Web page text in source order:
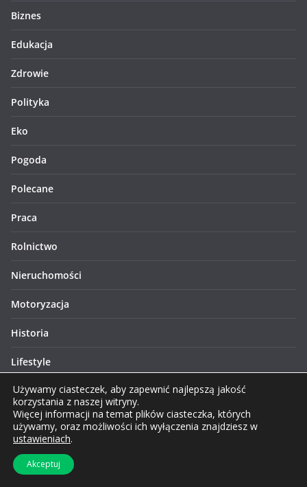
Biznes
Edukacja
Zdrowie
Polityka
Eko
Pogoda
Polecane
Praca
Rolnictwo
Nieruchomości
Motoryzacja
Historia
Lifestyle
Finanse
Zakupy
Turystyka
Używamy ciasteczek, aby zapewnić najlepszą jakość
korzystania z naszej witryny.
Więcej informacji na temat plików ciasteczka, których
używamy, oraz możliwości ich wyłączenia znajdziesz w
ustawieniach.
Akceptuj